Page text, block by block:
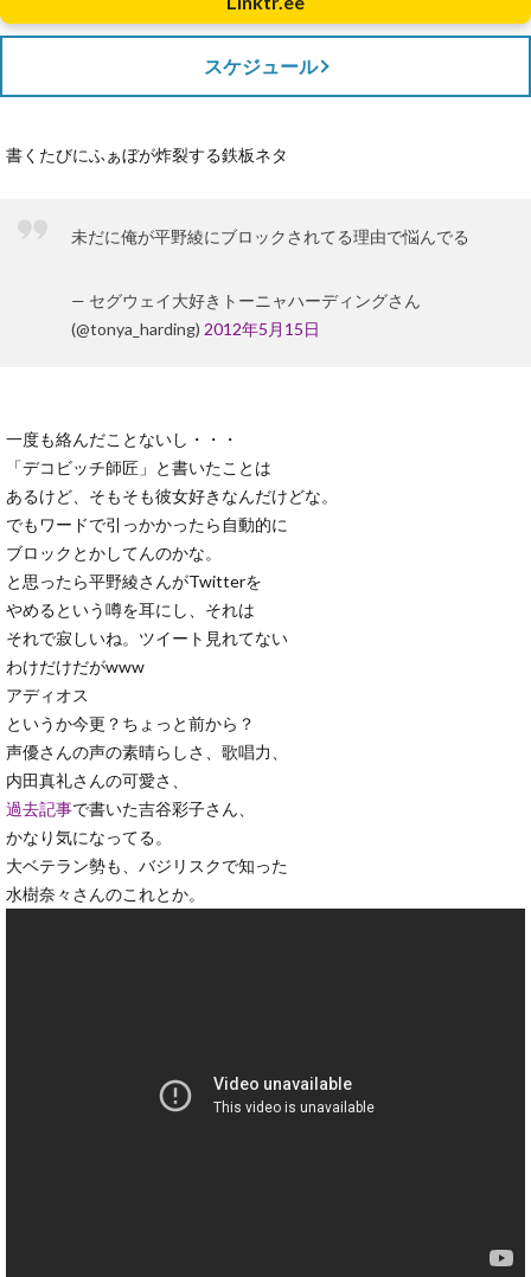
スケジュール
書くたびにふぁぼが炸裂する鉄板ネタ
未だに俺が平野綾にブロックされてる理由で悩んでる
— セグウェイ大好きトーニャハーディングさん
(@tonya_harding) 2012年5月15日
一度も絡んだことないし・・・
「デコビッチ師匠」と書いたことは
あるけど、そもそも彼女好きなんだけどな。
でもワードで引っかかったら自動的に
ブロックとかしてんのかな。
と思ったら平野綾さんがTwitterを
やめるという噂を耳にし、それは
それで寂しいね。ツイート見れてない
わけだけだがwww
アディオス
というか今更？ちょっと前から？
声優さんの声の素晴らしさ、歌唱力、
内田真礼さんの可愛さ、
過去記事で書いた吉谷彩子さん、
かなり気になってる。
大ベテラン勢も、バジリスクで知った
水樹奈々さんのこれとか。